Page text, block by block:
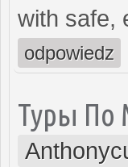
with safe,
odpowiedz
Туры По